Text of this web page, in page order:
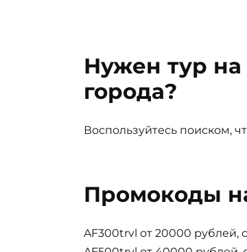
Нужен тур на
города?
Воспользуйтесь поиском,
Промокоды
AF300trvl от 20000 рублей,